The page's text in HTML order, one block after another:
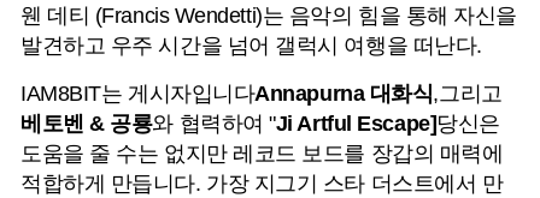
웬 데티 (Francis Wendetti)는 음악의 힘을 통해 자신을
발견하고 우주 시간을 넘어 갤럭시 여행을 떠난다.
IAM8BIT는 게시자입니다Annapurna 대화식,그리고
베토벤 & 공룡와 협력하여 "Ji Artful Escape] 당신은
도움을 줄 수는 없지만 레코드 보드를 장갑의 매력에
적합하게 만듭니다. 가장 지그기 스타 더스트에서 만